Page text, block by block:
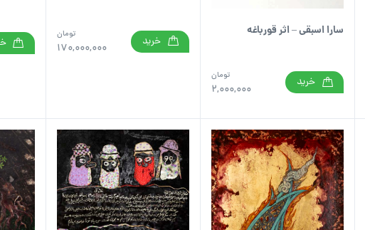
سارا اسبقی – اثر قورباغه
2,000,000
تومان خرید
170,000,000
تومان خرید